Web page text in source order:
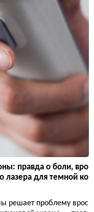
правда о боли, вро
лазера для темной ко
решает проблему врос